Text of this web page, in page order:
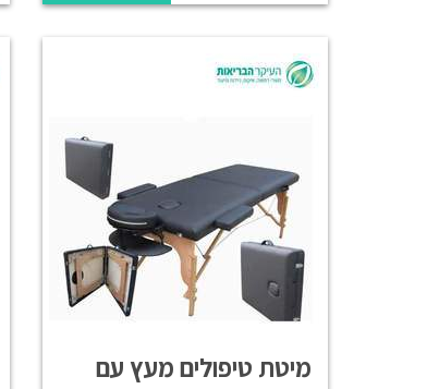
מיטת טיפולים מעץ עם